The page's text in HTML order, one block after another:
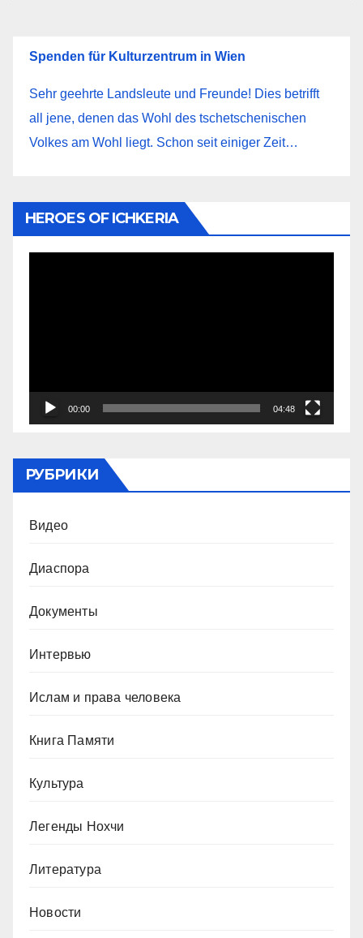
Spenden für Kulturzentrum in Wien
Sehr geehrte Landsleute und Freunde! Dies betrifft
all jene, denen das Wohl des tschetschenischen
Volkes am Wohl liegt. Schon seit einiger Zeit…
HEROES OF ICHKERIA
00:00 04:48
РУБРИКИ
Видео
Диаспора
Документы
Интервью
Ислам и права человека
Книга Памяти
Культура
Легенды Нохчи
Литература
Новости